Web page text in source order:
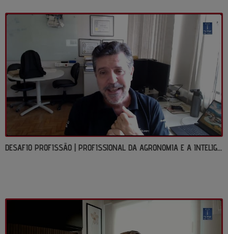
DESAFIO PROFISSÃO | PROFISSIONAL DA AGRONOMIA E A INTELIGÊNCIA ARTIFICIAL